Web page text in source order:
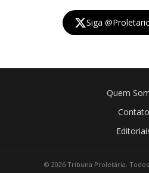
Siga
Quem
Contato
© 2026 Tribuna Proletária.